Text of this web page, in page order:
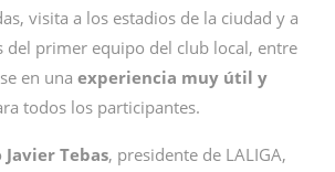
visita a los estadios de la ciudad y a
del primer equipo del club local, entre
en una experiencia muy útil y
todos los participantes.
Javier Tebas, presidente de LALIGA,